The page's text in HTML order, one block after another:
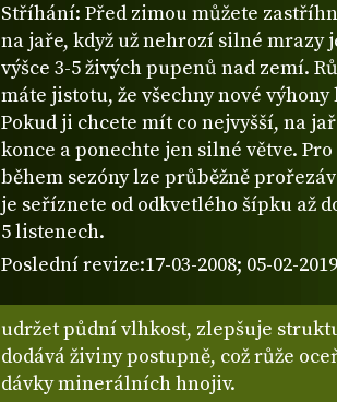
Stříhání: Před zimou můžete
na jaře, když už nehrozí silné mrazy
výšce 3-5 živých pupenů nad zemí.
máte jistotu, že všechny nové
Pokud ji chcete mít co nejvyšší, na
konce a ponechte jen silné větve.
během sezóny lze průběžně
je seříznete od odkvetlého šípku až
5 listenech.
Poslední revize:17-03-2008; 05-02-2019
udržet půdní vlhkost, zlepšuje
dodává živiny postupně, což růže
dávky minerálních hnojiv.